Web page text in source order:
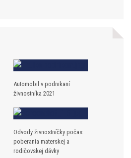
Automobil v podnikaní
živnostníka 2021
Odvody živnostníčky počas
poberania materskej a
rodičovskej dávky